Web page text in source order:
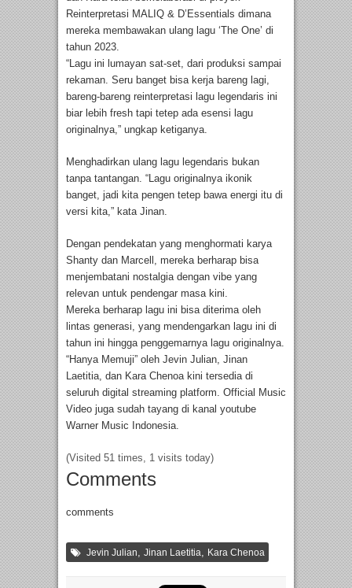
Reinterpretasi MALIQ & D’Essentials dimana
mereka membawakan ulang lagu ‘The One’ di
tahun 2023.
“Lagu ini lumayan sat-set, dari produksi sampai
rekaman. Seru banget bisa kerja bareng lagi,
bareng-bareng reinterpretasi lagu legendaris ini
biar lebih fresh tapi tetep ada esensi lagu
originalnya,” ungkap ketiganya.
Menghadirkan ulang lagu legendaris bukan
tanpa tantangan. “Lagu originalnya ikonik
banget, jadi kita pengen tetep bawa energi itu di
versi kita,” kata Jinan.
Dengan pendekatan yang menghormati karya
Shanty dan Marcell, mereka berharap bisa
menjembatani nostalgia dengan vibe yang
relevan untuk pendengar masa kini.
Mereka berharap lagu ini bisa diterima oleh
lintas generasi, yang mendengarkan lagu ini di
tahun ini hingga penggemarnya lagu originalnya.
“Hanya Memuji” oleh Jevin Julian, Jinan
Laetitia, dan Kara Chenoa kini tersedia di
seluruh digital streaming platform. Official Music
Video juga sudah tayang di kanal youtube
Warner Music Indonesia.
(Visited 51 times, 1 visits today)
Comments
comments
Jevin Julian Jinan Laetitia Kara Chenoa